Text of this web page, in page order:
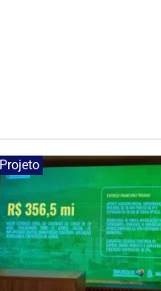
Projeto